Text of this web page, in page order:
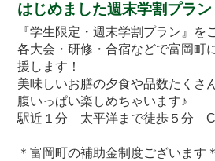
はじめました週末学割プラン
『学生限定・週末学割プラン』を
各大会・研修・合宿などで富岡町
援します！
美味しいお膳の夕食や品数たくさ
腹いっぱい楽しめちゃいます♪
駅近１分 太平洋まで徒歩５分
＊富岡町の補助金制度ございます＊